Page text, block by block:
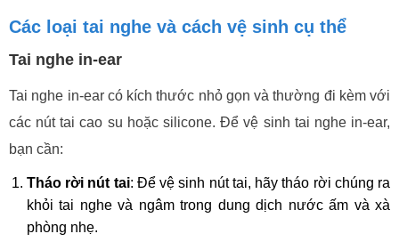
Các loại tai nghe và cách vệ sinh cụ thể
Tai nghe in-ear
Tai nghe in-ear có kích thước nhỏ gọn và thường đi kèm với
các nút tai cao su hoặc silicone. Để vệ sinh tai nghe in-ear,
bạn cần:
Tháo rời nút tai: Để vệ sinh nút tai, hãy tháo rời chúng ra
khỏi tai nghe và ngâm trong dung dịch nước ấm và xà
phòng nhẹ.